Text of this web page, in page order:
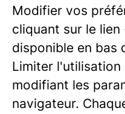
Modifier vos
cliquant sur le lien
disponible en bas
Limiter l'utilisation
modifiant les
navigateur.